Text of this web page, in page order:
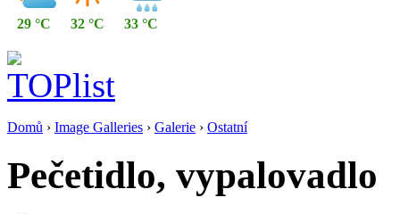
29 °C 32 °C 33 °C
Domů › Image Galleries › Galerie › Ostatní
Pečetidlo, vypalovadlo